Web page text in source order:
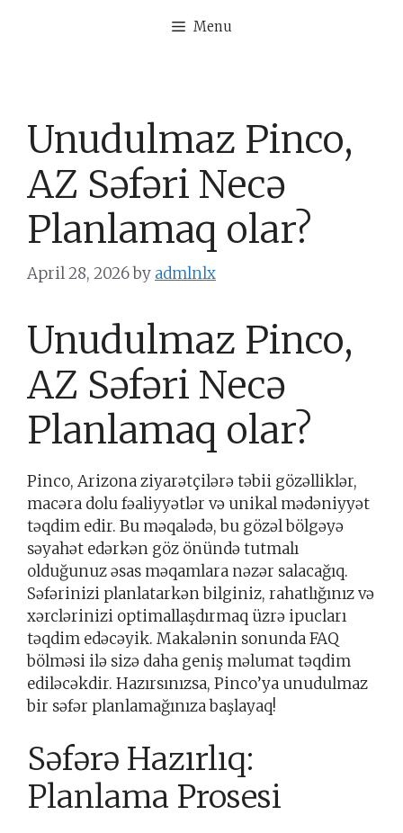
Menu
Unudulmaz Pinco,
AZ Səfəri Necə
Planlamaq olar?
April 28, 2026by admlnlx
Unudulmaz Pinco,
AZ Səfəri Necə
Planlamaq olar?
Pinco, Arizona ziyarətçilərə təbii gözəlliklər,
macəra dolu fəaliyyətlər və unikal mədəniyyət
təqdim edir. Bu məqalədə, bu gözəl bölgəyə
səyahət edərkən göz önündə tutmalı
olduğunuz əsas məqamlara nəzər salacağıq.
Səfərinizi planlatarkən bilginiz, rahatlığınız və
xərclərinizi optimallaşdırmaq üzrə ipucları
təqdim edəcəyik. Makalənin sonunda FAQ
bölməsi ilə sizə daha geniş məlumat təqdim
ediləcəkdir. Hazırsınızsa, Pinco’ya unudulmaz
bir səfər planlamağınıza başlayaq!
Səfərə Hazırlıq:
Planlama Prosesi